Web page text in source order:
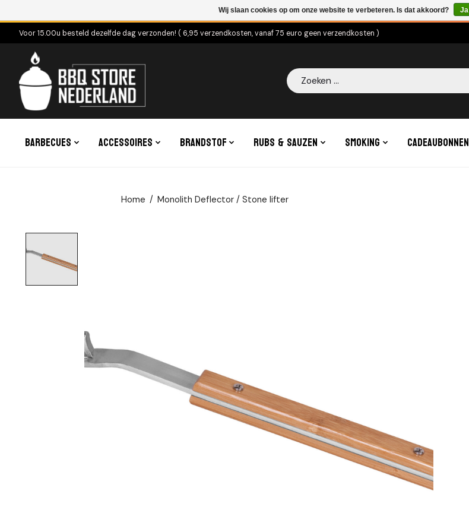
Voor 15.00u besteld dezelfde dag verzonden! ( 6,95 verzendkosten, vanaf 75 euro geen verzendkosten )
Zoeken
Barbecues Accessoires Brandstof Rubs & Sauzen Smoking Cadeaubonnen
Home / Monolith Deflector / Stone lifter
Wij slaan cookies op om onze website te verbeteren. Is dat akkoord? Ja